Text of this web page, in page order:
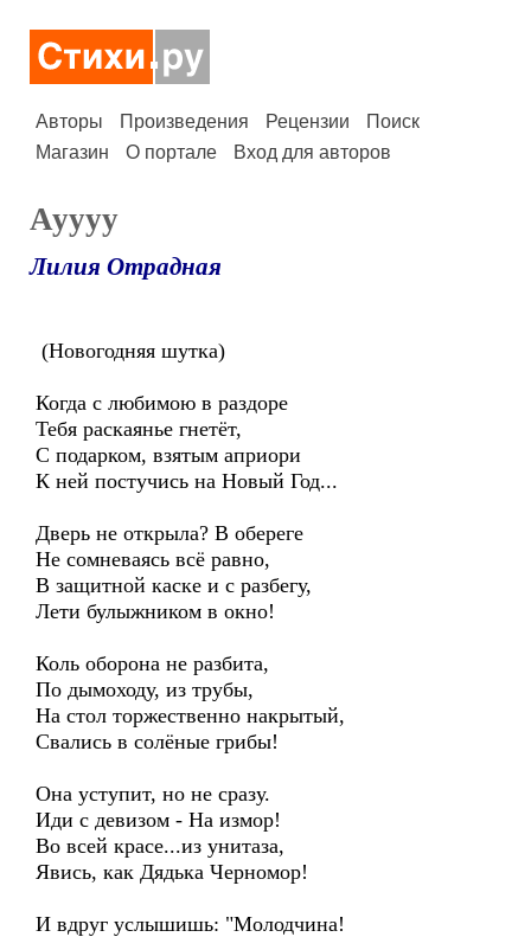
Авторы Произведения Рецензии
Поиск
Магазин
О портале Вход для авторов
Ауууу
Лилия Отрадная
(Новогодняя шутка)
Когда с любимою в раздоре
Тебя раскаянье гнетёт,
С подарком, взятым априори
К ней постучись на Новый Год...
Дверь не открыла? В обереге
Не сомневаясь всё равно,
В защитной каске и с разбегу,
Лети булыжником в окно!
Коль оборона не разбита,
По дымоходу, из трубы,
На стол торжественно накрытый,
Свались в солёные грибы!
Она уступит, но не сразу.
Иди с девизом - На измор!
Во всей красе...из унитаза,
Явись, как Дядька Черномор!
И вдруг услышишь: "Молодчина!